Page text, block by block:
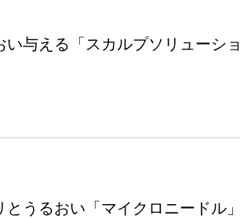
与える「スカルプソリューショ
うるおい「マイクロニードル」